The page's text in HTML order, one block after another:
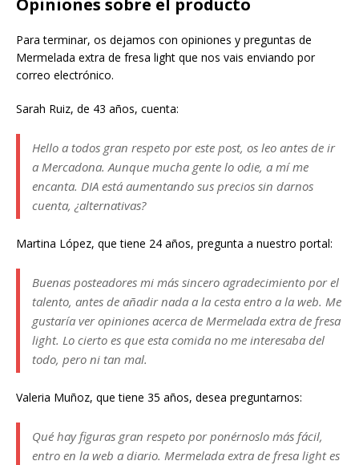
Opiniones sobre el producto
Para terminar, os dejamos con opiniones y preguntas de
Mermelada extra de fresa light que nos vais enviando por
correo electrónico.
Sarah Ruiz, de 43 años, cuenta:
Hello a todos gran respeto por este post, os leo antes de ir
a Mercadona. Aunque mucha gente lo odie, a mí me
encanta. DIA está aumentando sus precios sin darnos
cuenta, ¿alternativas?
Martina López, que tiene 24 años, pregunta a nuestro portal:
Buenas posteadores mi más sincero agradecimiento por el
talento, antes de añadir nada a la cesta entro a la web. Me
gustaría ver opiniones acerca de Mermelada extra de fresa
light. Lo cierto es que esta comida no me interesaba del
todo, pero ni tan mal.
Valeria Muñoz, que tiene 35 años, desea preguntarnos:
Qué hay figuras gran respeto por ponérnoslo más fácil,
entro en la web a diario. Mermelada extra de fresa light es